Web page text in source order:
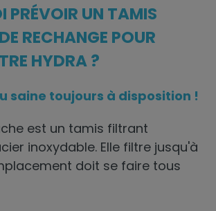
PRÉVOIR UN TAMIS
RECHANGE POUR
HYDRA ?
saine toujours à disposition !
est un tamis filtrant
inoxydable. Elle filtre jusqu'à
doit se faire tous